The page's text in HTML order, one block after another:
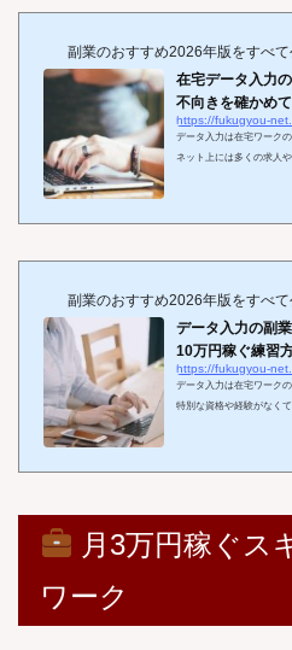
副業のおすすめ2026年版をすべ
在宅データ入力
不向きを確かめ
https://fukugyou-
データ入力は在宅ワーク
ネット上には多くの求人
めたものの、実際には細
副業のおすすめ2026年版をすべ
データ入力の副
10万円稼ぐ練習
https://fukugyou-
データ入力は在宅ワーク
特別な資格や経験がなく
月3万円稼ぐス
ワーク